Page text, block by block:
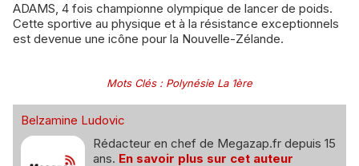
ADAMS, 4 fois championne olympique de lancer de poids.
Cette sportive au physique et à la résistance exceptionnels
est devenue une icône pour la Nouvelle-Zélande.
Mots Clés: Polynésie La 1ère
Belzamine Ludovic
Rédacteur en chef de Megazap.fr depuis 15
ans. En savoir plus sur cet auteur